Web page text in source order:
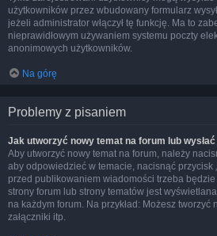
użytkowników przez wbudowany formularz
jeżeli administrator włączył tę funkcję. Ma to
nieprawidłowym używaniem systemu poczty
anonimowych użytkowników.
Na górę
Problemy z pisaniem
Jak utworzyć nowy temat na forum lub
Aby utworzyć nowy temat na forum, należy
aby odpowiedzieć w temacie, nacisnąć przycisk
przed publikowaniem wiadomości trzeba
strony forum lub strony tematów jest
na każdym forum. Na przykład: Możesz
załączniki itp.